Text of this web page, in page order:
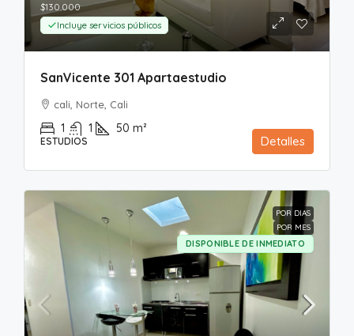
$130.000
Incluye servicios públicos
SanVicente 301 Apartaestudio
cali, Norte, Cali
1 1 50 m²
ESTUDIOS Detalles
POR DIAS
POR MES
DISPONIBLE DE INMEDIATO